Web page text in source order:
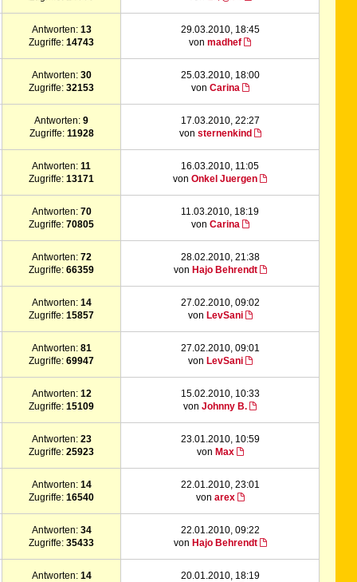
Antworten: 13
Zugriffe:14743
29.03.2010, 18:45
vonmadhef
Antworten: 30
Zugriffe:32153
25.03.2010, 18:00
von Carina
Antworten:9
Zugriffe: 11928
17.03.2010, 22:27
von sternenkind
Antworten:11
Zugriffe:13171
16.03.2010, 11:05
vonOnkel Juergen
Antworten: 70
Zugriffe:70805
11.03.2010, 18:19
von Carina
Antworten: 72
Zugriffe:66359
28.02.2010, 21:38
von Hajo Behrendt
Antworten: 14
Zugriffe:15857
27.02.2010, 09:02
von LevSani
Antworten: 81
Zugriffe:69947
27.02.2010, 09:01
von LevSani
Antworten: 12
Zugriffe:15109
15.02.2010, 10:33
vonJohnny B.
Antworten: 23
Zugriffe:25923
23.01.2010, 10:59
von Max
Antworten: 14
Zugriffe:16540
22.01.2010, 23:01
von arex
Antworten: 34
Zugriffe:35433
22.01.2010, 09:22
von Hajo Behrendt
Antworten: 14
20.01.2010, 18:19